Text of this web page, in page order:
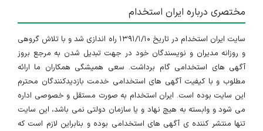
مختصری درباره ایران استخدام
سایت ایران استخدام در تاریخ ۱۳۹۱/۱/۱۰ راه اندازی شد و با تلاش گروهی
و روزانه مدیران و نویسندگان خود در جهت تبدیل شدن به مرجع بروز
آگهی های استخدامی گام برداشت. سعی همیشگی همکاران ما ارائه
مطلوب و با کیفیت آگهی های استخدامی خدمت بازدیدکنندگان محترم
این سایت بوده است. ایران استخدام به صورت مستقل و خصوصی اداره
می شود و وابسته به هیچ نهاد و یا سازمان دولتی نمی باشد، این سایت
تنها منتشر کننده ی آگهی های استخدامی بوده و بنابراین لازم است که